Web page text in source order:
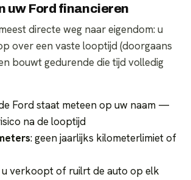
uw Ford financieren
directe weg naar eigendom: u
over een vaste looptijd (doorgaans
bouwt gedurende die tijd volledig
Ford staat meteen op uw naam —
na de looptijd
: geen jaarlijks kilometerlimiet of
u verkoopt of ruilrt de auto op elk